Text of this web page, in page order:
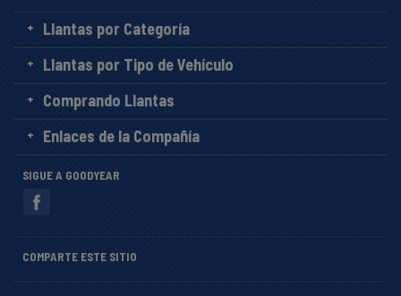
Llantas por Categoría
Llantas por Tipo de Vehículo
Comprando Llantas
Enlaces de la Compañía
SIGUE A GOODYEAR
COMPARTE ESTE SITIO